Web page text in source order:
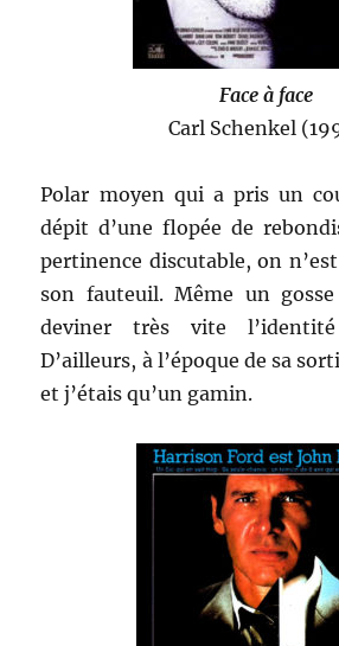
Face à face
Carl Schenkel
Polar moyen qui a pris un
dépit d’une flopée de
pertinence discutable, on
son fauteuil. Même un
deviner très vite
D’ailleurs, à l’époque de sa
et j’étais qu’un gamin.